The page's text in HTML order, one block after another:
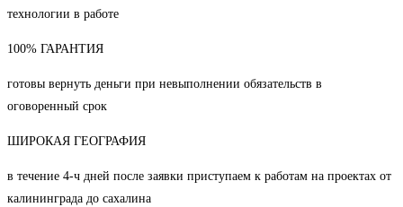
технологии в работе
100% ГАРАНТИЯ
готовы вернуть деньги при невыполнении обязательств в
оговоренный срок
ШИРОКАЯ ГЕОГРАФИЯ
в течение 4-ч дней после заявки приступаем к работам на проектах от
калининграда до сахалина